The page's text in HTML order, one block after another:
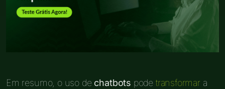
Em resumo, o uso de chatbots pode transformara